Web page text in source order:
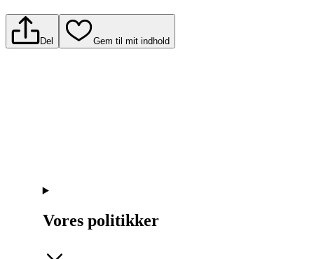
Del Gem til mit indhold
Vores politikker